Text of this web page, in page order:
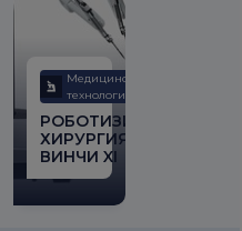
Медицински
технологии
РОБОТИЗИРАНА
ХИРУРГИЯ ДА
ВИНЧИ XI